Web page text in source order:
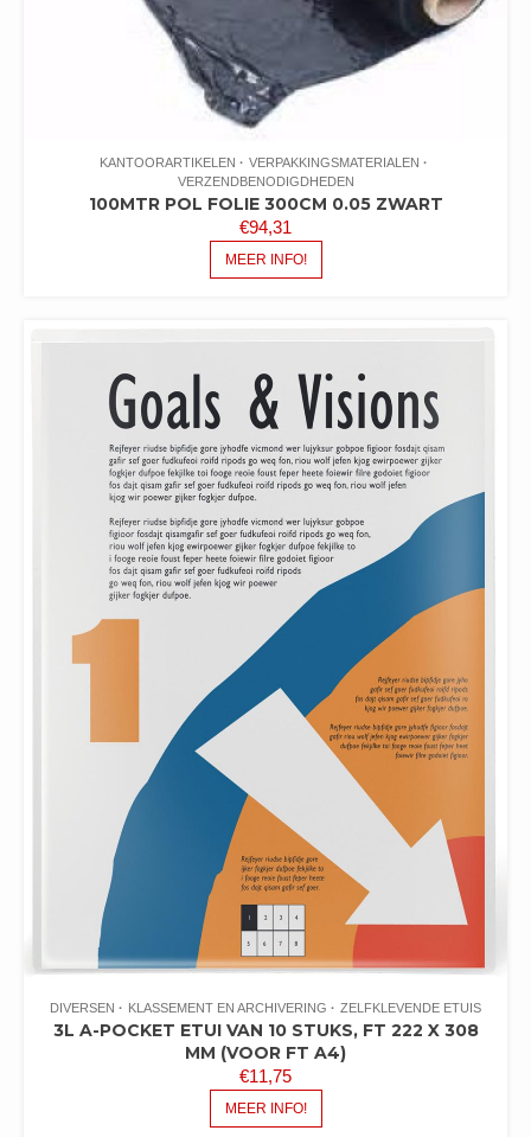
KANTOORARTIKELEN
VERPAKKINGSMATERIALEN
VERZENDBENODIGDHEDEN
100MTR POL FOLIE 300CM 0.05 ZWART
€94,31
MEER INFO!
DIVERSEN KLASSEMENT EN ARCHIVERING ZELFKLEVENDE ETUIS
3L A-POCKET ETUI VAN 10 STUKS, FT 222 X 308
MM (VOOR FT A4)
€11,75
MEER INFO!